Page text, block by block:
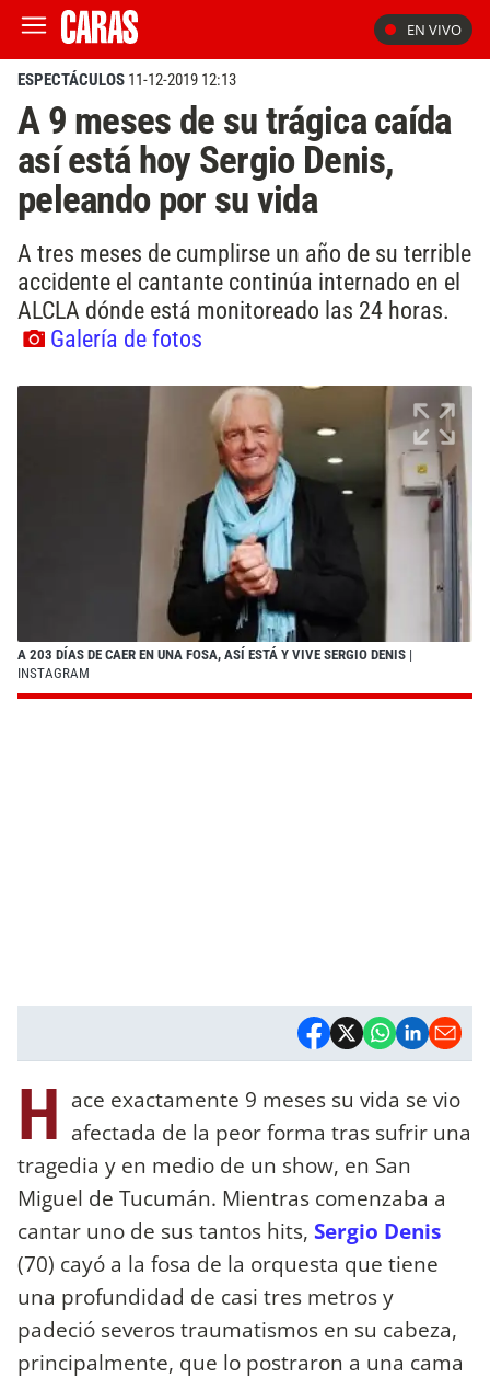
EN VIVO
ESPECTÁCULOS 11-12-2019 12:13
A 9 meses de su trágica caída
así está hoy Sergio Denis,
peleando por su vida
A tres meses de cumplirse un año de su terrible
accidente el cantante continúa internado en el
ALCLA dónde está monitoreado las 24 horas.
Galería de fotos
A 203 DÍAS DE CAER EN UNA FOSA, ASÍ ESTÁ Y VIVE SERGIO DENIS |
INSTAGRAM
H ace exactamente 9 meses su vida se vio
afectada de la peor forma tras sufrir una
tragedia y en medio de un show, en San
Miguel de Tucumán. Mientras comenzaba a
cantar uno de sus tantos hits, Sergio Denis
(70) cayó a la fosa de la orquesta que tiene
una profundidad de casi tres metros y
padeció severos traumatismos en su cabeza,
principalmente, que lo postraron a una cama